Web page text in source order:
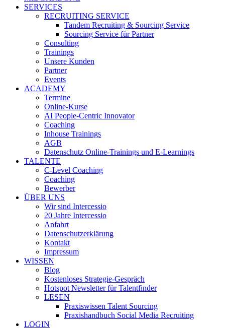
SERVICES
RECRUITING SERVICE
Tandem Recruiting & Sourcing Service
Sourcing Service für Partner
Consulting
Trainings
Unsere Kunden
Partner
Events
ACADEMY
Termine
Online-Kurse
AI People-Centric Innovator
Coaching
Inhouse Trainings
AGB
Datenschutz Online-Trainings und E-Learnings
TALENTE
C-Level Coaching
Coaching
Bewerber
ÜBER UNS
Wir sind Intercessio
20 Jahre Intercessio
Anfahrt
Datenschutzerklärung
Kontakt
Impressum
WISSEN
Blog
Kostenloses Strategie-Gespräch
Hotspot Newsletter für Talentfinder
LESEN
Praxiswissen Talent Sourcing
Praxishandbuch Social Media Recruiting
LOGIN